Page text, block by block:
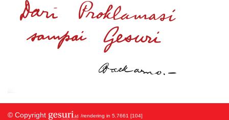
© Copyright /rendering in 5.7661 [104]